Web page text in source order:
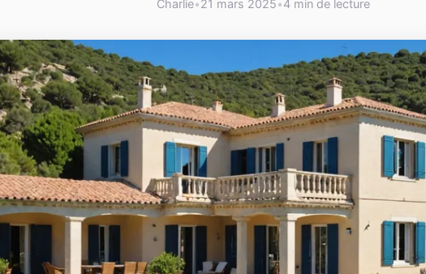
Charlie•21 mars 2025•4 min de lecture